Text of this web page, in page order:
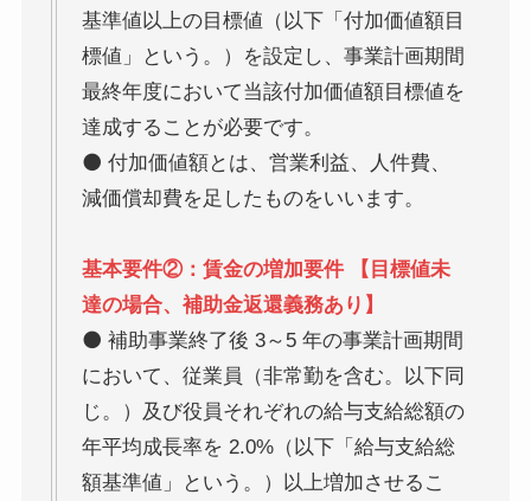
基準値以上の目標値（以下「付加価値額目
標値」という。）を設定し、事業計画期間
最終年度において当該付加価値額目標値を
達成することが必要です。
⚫ 付加価値額とは、営業利益、人件費、
減価償却費を足したものをいいます。
基本要件②：賃金の増加要件 【目標値未
達の場合、補助金返還義務あり】
⚫ 補助事業終了後 3～5 年の事業計画期間
において、従業員（非常勤を含む。以下同
じ。）及び役員それぞれの給与支給総額の
年平均成長率を 2.0%（以下「給与支給総
額基準値」という。）以上増加させるこ